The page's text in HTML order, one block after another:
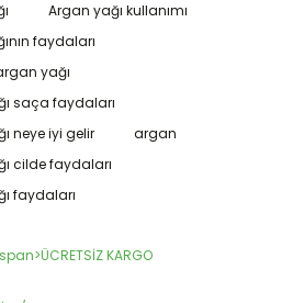
ilk yorumu siz yapın!
Yorum Yaz
ürün açıklamalarında ve diğer
noktaları öneri formunu
teşekkür ederiz.
bozuk veya görüntülenemiyor.
eksik bilgiler bulunuyor.
bulunuyor.
alternatifler olmalı.
Argan yağı kullanımı
faydaları
yağı
saça faydaları
neye iyi gelir
argan
cilde faydaları
faydaları